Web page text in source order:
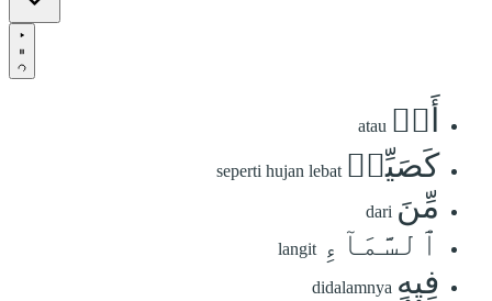
أَوۡ atau
كَصَيِّبٖ seperti hujan lebat
مِّنَ dari
ٱلسَّمَآءِ langit
فِيهِ didalamnya